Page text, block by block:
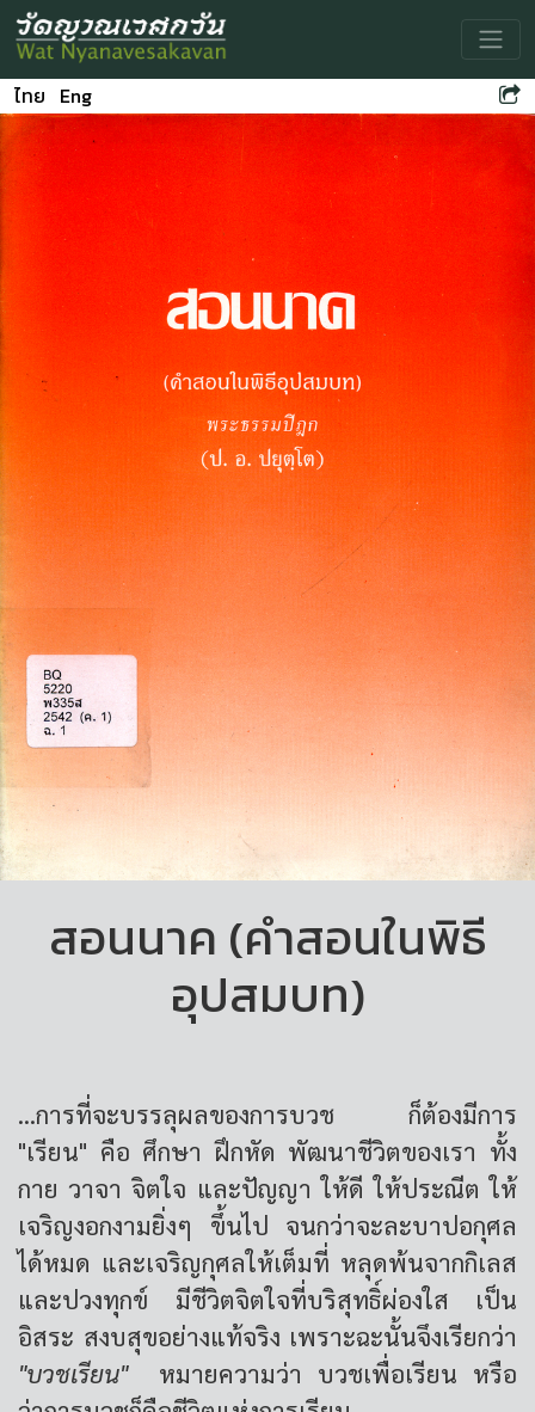
ไทย Eng
สอนนาค (คำสอนในพิธี
อุปสมบท)
...การที่จะบรรลุผลของการบวช ก็ต้องมีการ
"เรียน" คือ ศึกษา ฝึกหัด พัฒนาชีวิตของเรา ทั้ง
กาย วาจา จิตใจ และปัญญา ให้ดี ให้ประณีต ให้
เจริญงอกงามยิ่งๆ ขึ้นไป จนกว่าจะละบาปอกุศล
ได้หมด และเจริญกุศลให้เต็มที่ หลุดพ้นจากกิเลส
และปวงทุกข์ มีชีวิตจิตใจที่บริสุทธิ์ผ่องใส เป็น
อิสระ สงบสุขอย่างแท้จริง เพราะฉะนั้นจึงเรียกว่า
"บวชเรียน"
หมายความว่า บวชเพื่อเรียน หรือ